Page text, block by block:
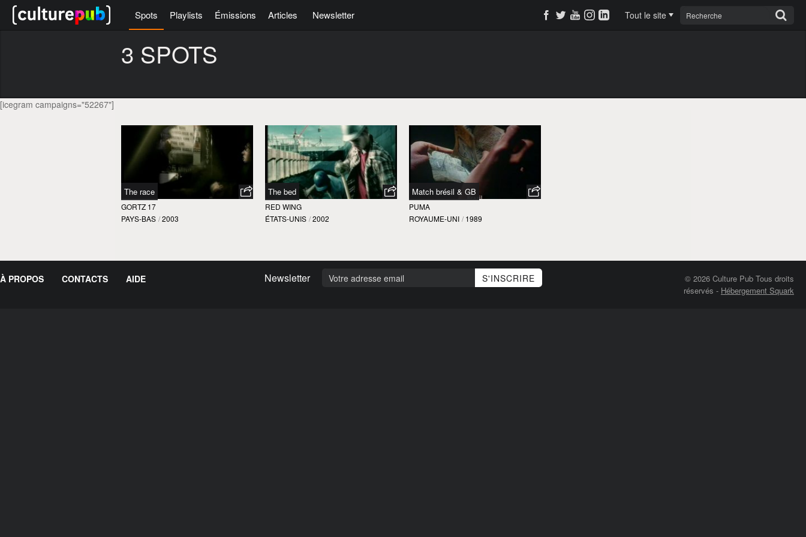
Spots Playlists Émissions Articles Newsletter Tout le site
3 SPOTS
[icegram campaigns="52267"]
The race
GORTZ 17
PAYS-BAS / 2003
The bed
RED WING
ÉTATS-UNIS / 2002
Match brésil & GB
PUMA
ROYAUME-UNI / 1989
À PROPOS CONTACTS AIDE Newsletter
© 2026 Culture Pub Tous droits
réservés - Hébergement Squark